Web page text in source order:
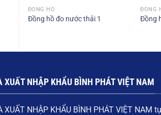
ĐỒNG HỒ
Đồng hồ đo nước thải 1
ĐỒNG
Đồng
XUẤT NHẬP KHẨU BÌNH PHÁT VIỆT NAM
XUẤT NHẬP KHẨU BÌNH PHÁT VIỆT NAM